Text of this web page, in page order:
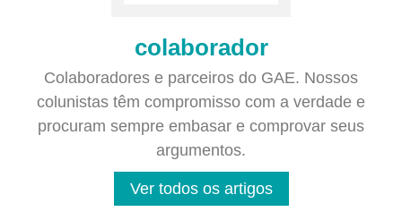
colaborador
Colaboradores e parceiros do GAE. Nossos
colunistas têm compromisso com a verdade e
procuram sempre embasar e comprovar seus
argumentos.
Ver todos os artigos